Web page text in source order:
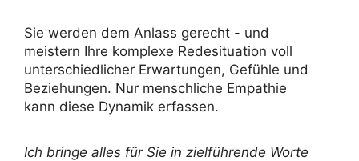
Sie werden dem Anlass gerecht - und
meistern Ihre komplexe Redesituation voll
unterschiedlicher Erwartungen, Gefühle und
Beziehungen. Nur menschliche Empathie
kann diese Dynamik erfassen.
Ich bringe alles für Sie in zielführende Worte